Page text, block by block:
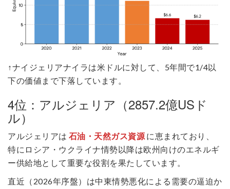
↑ナイジェリアナイラは米ドルに対して、5年間で1/4以
下の価値まで下落しています。
4位：アルジェリア（2857.2億USド
ル）
アルジェリアは 石油・天然ガス資源 に恵まれており、
特にロシア・ウクライナ情勢以降は欧州向けのエネルギ
ー供給地として重要な役割を果たしています。
直近（2026年序盤）は中東情勢悪化による需要の逼迫か